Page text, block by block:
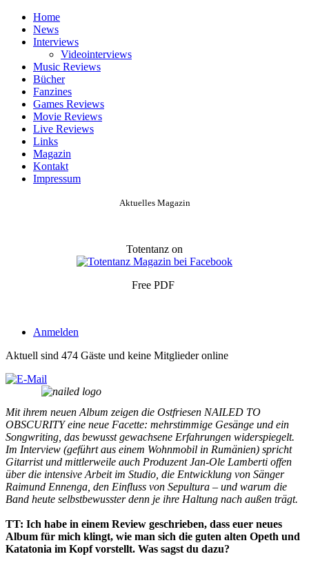
Home
News
Interviews
Videointerviews
Music Reviews
Bücher
Fanzines
Games Reviews
Movie Reviews
Live Reviews
Links
Magazin
Kontakt
Impressum
Aktuelles Magazin
Totentanz on
Free PDF
Anmelden
Aktuell sind 474 Gäste und keine Mitglieder online
Mit ihrem neuen Album zeigen die Ostfriesen NAILED TO
OBSCURITY eine neue Facette: mehrstimmige Gesänge und ein
Songwriting, das bewusst gewachsene Erfahrungen widerspiegelt.
Im Interview (geführt aus einem Wohnmobil in Rumänien) spricht
Gitarrist und mittlerweile auch Produzent Jan-Ole Lamberti offen
über die intensive Arbeit im Studio, die Entwicklung von Sänger
Raimund Ennenga, den Einfluss von Sepultura – und warum die
Band heute selbstbewusster denn je ihre Haltung nach außen trägt.
TT: Ich habe in einem Review geschrieben, dass euer neues
Album für mich klingt, wie man sich die guten alten Opeth und
Katatonia im Kopf vorstellt. Was sagst du dazu?